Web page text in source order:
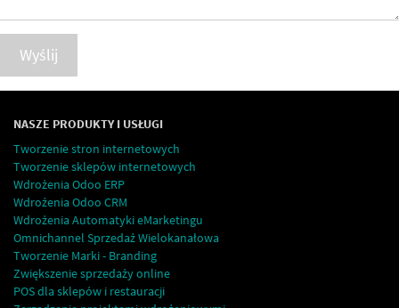
Wyślij
NASZE PRODUKTY I USŁUGI
Tworzenie stron internetowych
Tworzenie sklepów internetowych
Wdrożenia Odoo ERP
Wdrożenia Odoo CRM
Wdrożenia Automatyki eMarketingu
Omnichannel Sprzedaż Wielokanałowa
Tworzenie Marki - Branding
Zwiększenie sprzedaży online
POS dla sklepów i restauracji